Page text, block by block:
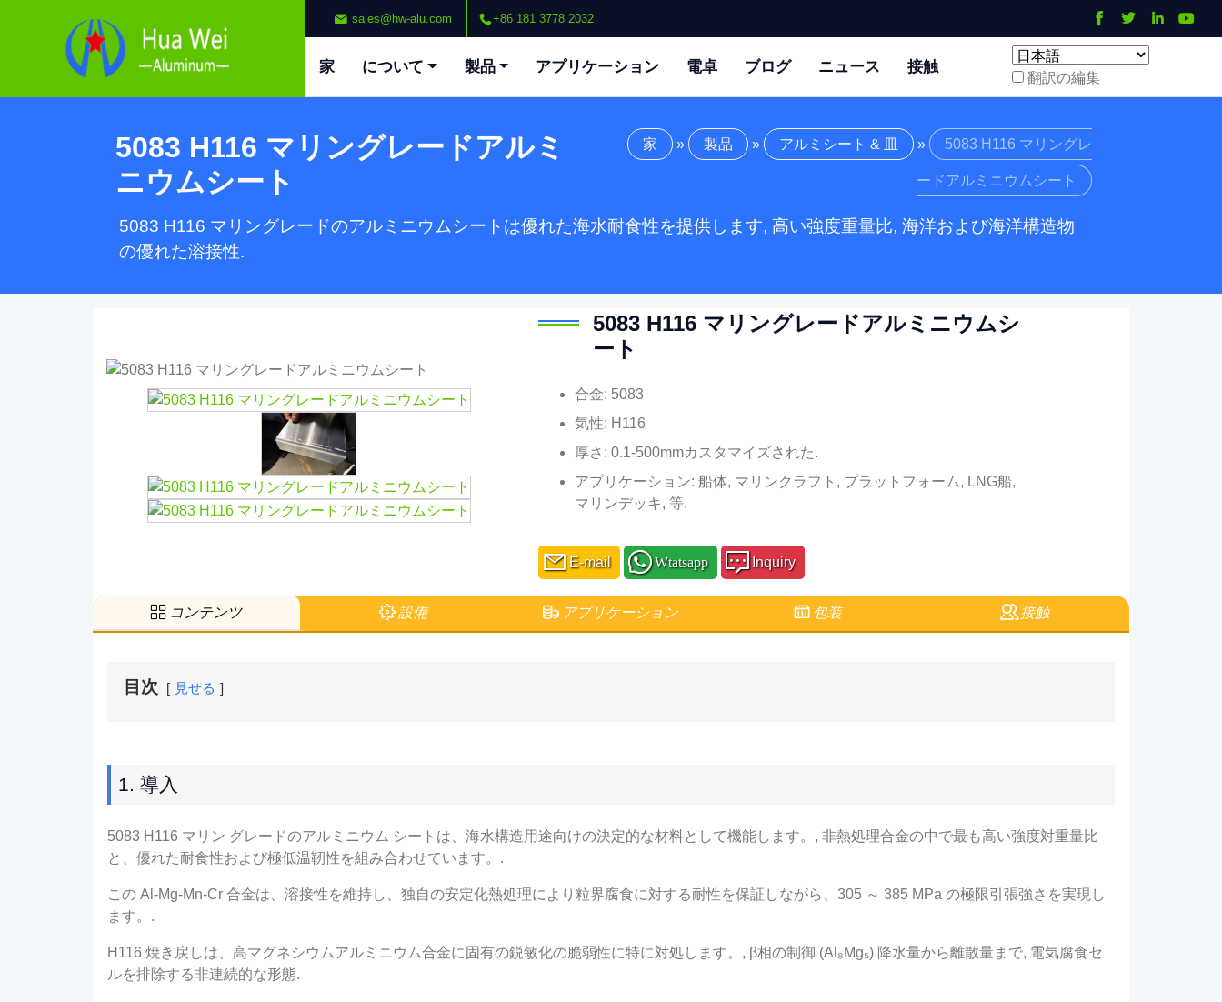
sales@hw-alu.com +86 181 3778 2032
家 について 製品 アプリケーション 電卓 ブログ ニュース 接触
翻訳の編集
5083 H116 マリングレードアルミ
ニウムシート
家 » 製品 » アルミシート & 皿 » 5083 H116 マリングレ
ードアルミニウムシート
5083 H116 マリングレードのアルミニウムシートは優れた海水耐食性を提供します, 高い強度重量比, 海洋および海洋構造物
の優れた溶接性.
5083 H116 マリングレードアルミニウムシ
ート
合金: 5083
気性: H116
厚さ: 0.1-500mmカスタマイズされた.
アプリケーション: 船体, マリンクラフト, プラットフォーム, LNG船,
マリンデッキ, 等.
E-mail Wtatsapp Inquiry
コンテンツ 設備 アプリケーション 包装 接触
目次 見せる
1. 導入
5083 H116 マリン グレードのアルミニウム シートは、海水構造用途向けの決定的な材料として機能します。, 非熱処理合金の中で最も高い強度対重量比
と、優れた耐食性および極低温靭性を組み合わせています。.
この Al-Mg-Mn-Cr 合金は、溶接性を維持し、独自の安定化熱処理により粒界腐食に対する耐性を保証しながら、305 ～ 385 MPa の極限引張強さを実現し
ます。.
H116 焼き戻しは、高マグネシウムアルミニウム合金に固有の鋭敏化の脆弱性に特に対処します。, β相の制御 (Al₈Mg₅) 降水量から離散量まで, 電気腐食セ
ルを排除する非連続的な形態.